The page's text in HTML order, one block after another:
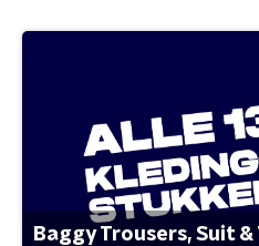
Baggy Trousers, Suit